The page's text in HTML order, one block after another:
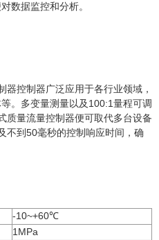
数据监控和分析。
控制器广泛应用于各行业领域，
。多变量测量以及100:1量程可调
质量流量控制器便可取代多台设备
不到50毫秒的控制响应时间，确
-10~+60℃
1MPa